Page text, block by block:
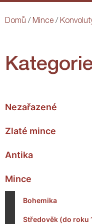
Domů / Mince /
Nezařazené
Zlaté mince
Antika
Mince
Bohemika
Středověk (do roku